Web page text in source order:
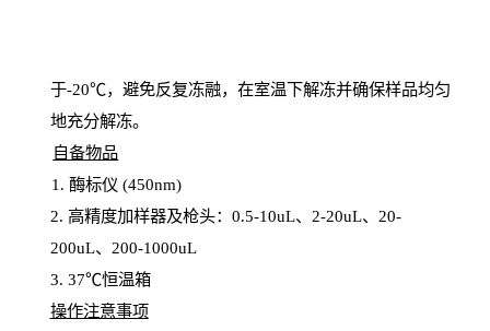
于-20℃，避免反复冻融，在室温下解冻并确保样品均匀
地充分解冻。
自备物品
1 . 酶标仪 (450nm)
2. 高精度加样器及枪头： 0.5-10uL、 2-20uL、 20-
200uL、 200-1000uL
3. 37℃恒温箱
操作注意事项